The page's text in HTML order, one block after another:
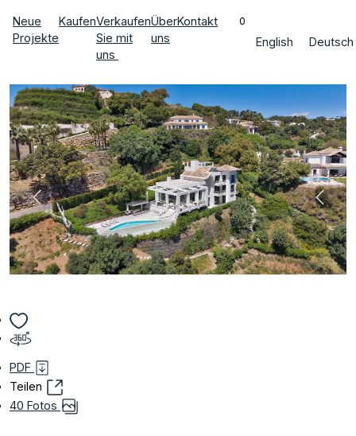
Neue
Projekte
KaufenVerkaufen
Sie mit
uns
Über
uns
Kontakt 0
English Deutsch
PDF
Teilen
40 Fotos